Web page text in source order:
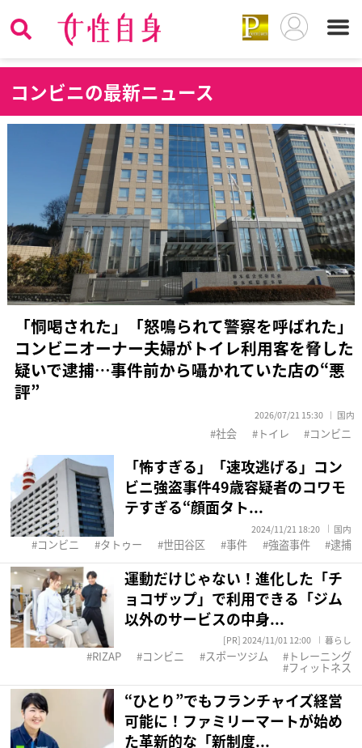
コンビニの最新ニュース
「恫喝された」「怒鳴られて警察を呼ばれた」
コンビニオーナー夫婦がトイレ利用客を脅した
疑いで逮捕…事件前から囁かれていた店の“悪
評”
2026/07/21 15:30 国内
社会 トイレ コンビニ
「怖すぎる」「速攻逃げる」コン
ビニ強盗事件49歳容疑者のコワモ
テすぎる“顔面タト...
2024/11/21 18:20 国内
コンビニ タトゥー 世田谷区 事件 強盗事件 逮捕
運動だけじゃない！進化した「チ
ョコザップ」で利用できる「ジム
以外のサービスの中身...
[PR] 2024/11/01 12:00 暮らし
RIZAP コンビニ スポーツジム トレーニング
フィットネス
“ひとり”でもフランチャイズ経営
可能に！ファミリーマートが始め
た革新的な「新制度...